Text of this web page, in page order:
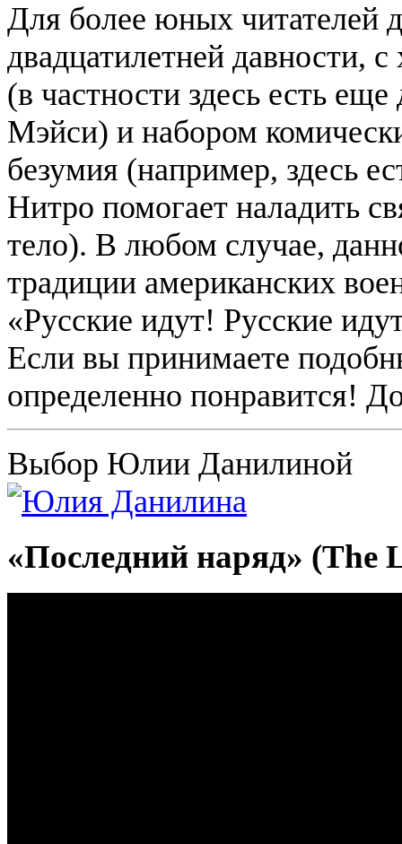
Для более юных читателей
двадцатилетней давности,
(в частности здесь есть
Мэйси) и набором
безумия (например, здесь
Нитро помогает наладить
тело). В любом случае,
традиции американских
«Русские идут! Русские
Если вы принимаете
определенно понравится!
Выбор Юлии Данилиной
«Последний наряд» (The